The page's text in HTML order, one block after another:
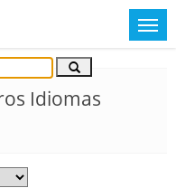
Idiomas